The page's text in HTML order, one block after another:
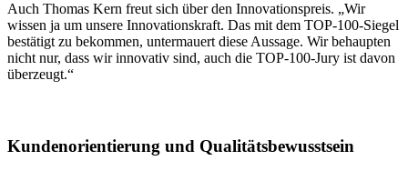
Auch Thomas Kern freut sich über den Innovationspreis. „Wir
wissen ja um unsere Innovationskraft. Das mit dem TOP-100-Siegel
bestätigt zu bekommen, untermauert diese Aussage. Wir behaupten
nicht nur, dass wir innovativ sind, auch die TOP-100-Jury ist davon
überzeugt.“
Kundenorientierung und Qualitätsbewusstsein